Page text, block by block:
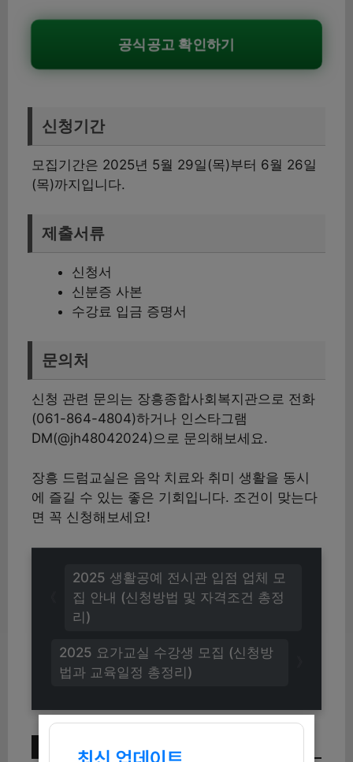
공식공고 확인하기
신청기간
모집기간은 2025년 5월 29일(목)부터 6월 26일
(목)까지입니다.
제출서류
신청서
신분증 사본
수강료 입금 증명서
문의처
신청 관련 문의는 장흥종합사회복지관으로 전화
(061-864-4804)하거나 인스타그램
DM(@jh48042024)으로 문의해보세요.
장흥 드럼교실은 음악 치료와 취미 생활을 동시
에 즐길 수 있는 좋은 기회입니다. 조건이 맞는다
면 꼭 신청해보세요!
2025 요가교실 수강생 모집 (신청방
법과 교육일정 총정리)
2025 생활공예 전시관 입점 업체 모
집 안내 (신청방법 및 자격조건 총정
리)
이번 주 인기 글